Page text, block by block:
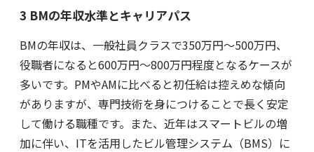
3 BMの年収水準とキャリアパス
BMの年収は、一般社員クラスで350万円〜500万円、
役職者になると600万円〜800万円程度となるケースが
多いです。PMやAMに比べると初任給は控えめな傾向
がありますが、専門技術を身につけることで長く安定
して働ける職種です。また、近年はスマートビルの増
加に伴い、ITを活用したビル管理システム（BMS）に